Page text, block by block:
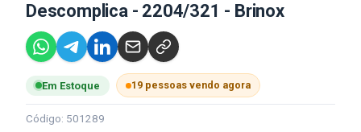
Descomplica - 2204/321 - Brinox
Em Estoque 19 pessoas vendo agora
Código: 501289